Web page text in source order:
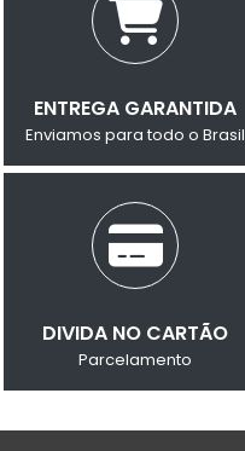
ENTREGA GARANTIDA
Enviamos para todo o Brasil
DIVIDA NO CARTÃO
Parcelamento